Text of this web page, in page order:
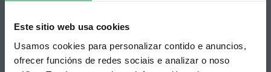
Este sitio web usa cookies
Usamos cookies para personalizar contido e anuncios,
ofrecer funcións de redes sociais e analizar o noso